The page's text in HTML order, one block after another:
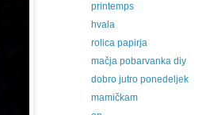
printemps
hvala
rolica papirja
mačja pobarvanka diy
dobro jutro ponedeljek
mamičkam